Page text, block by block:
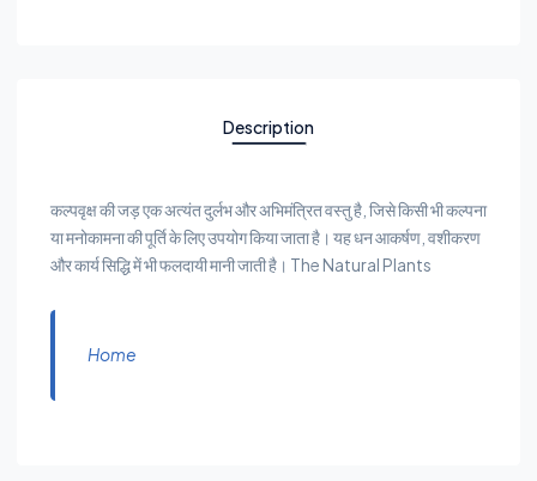
Description
कल्पवृक्ष की जड़ एक अत्यंत दुर्लभ और अभिमंत्रित वस्तु है, जिसे किसी भी कल्पना
या मनोकामना की पूर्ति के लिए उपयोग किया जाता है। यह धन आकर्षण, वशीकरण
और कार्य सिद्धि में भी फलदायी मानी जाती है। The Natural Plants
Home